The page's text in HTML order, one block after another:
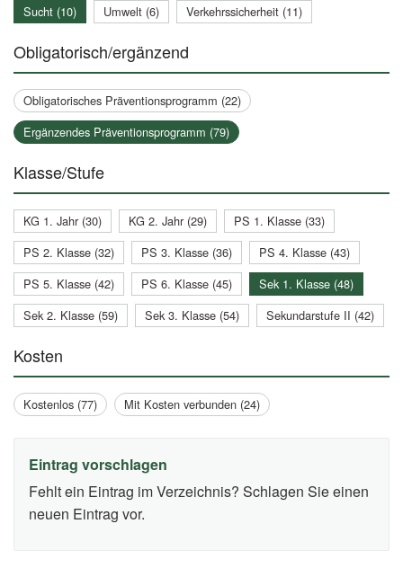
Sucht (10)
Umwelt (6) Verkehrssicherheit (11)
Obligatorisch/ergänzend
Obligatorisches Präventionsprogramm (22)
Ergänzendes Präventionsprogramm (79)
Klasse/Stufe
KG 1. Jahr (30) KG 2. Jahr (29)
PS 1. Klasse (33)
PS 2. Klasse (32)
PS 3. Klasse (36)
PS 4. Klasse (43)
PS 5. Klasse (42)
PS 6. Klasse (45)
Sek 1. Klasse (48)
Sek 2. Klasse (59)
Sek 3. Klasse (54) Sekundarstufe II (42)
Kosten
Kostenlos (77) Mit Kosten verbunden (24)
Eintrag vorschlagen
Fehlt ein Eintrag im Verzeichnis? Schlagen Sie einen
neuen Eintrag vor.